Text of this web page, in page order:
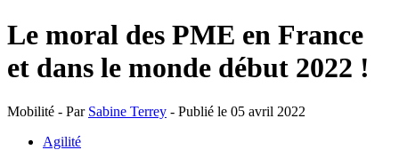
Le moral des PME en France
et dans le monde début 2022 !
Mobilité - Par Sabine Terrey - Publié le 05 avril 2022
Agilité